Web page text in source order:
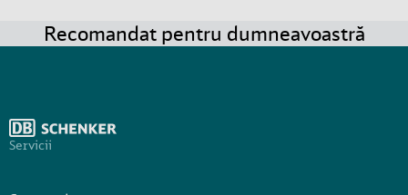
Recomandat pentru dumneavoastră
Servicii